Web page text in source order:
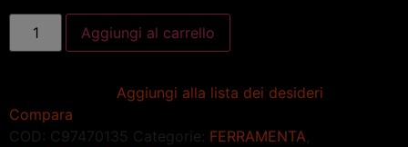
Aggiungi al carrello
Aggiungi alla lista dei desideri
Compara
COD: C97470135 Categorie: FERRAMENTA